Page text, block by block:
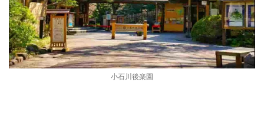
小石川後楽園